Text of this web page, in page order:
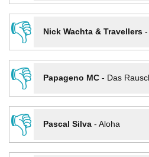
👎
Nick Wachta & Travellers-
👎
Papageno MC- Das
👎
Pascal Silva- Aloha